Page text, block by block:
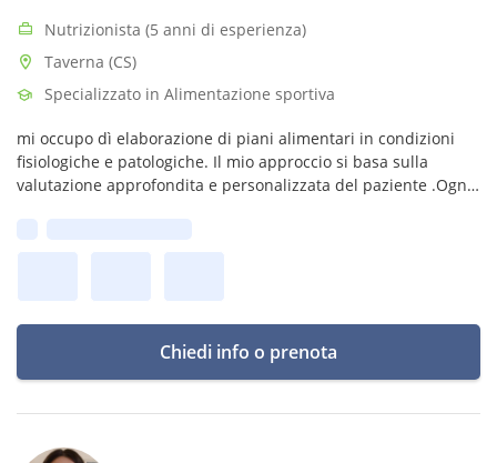
Nutrizionista (5 anni di esperienza)
Taverna (CS)
Specializzato in Alimentazione sportiva
mi occupo dì elaborazione di piani alimentari in condizioni
fisiologiche e patologiche. Il mio approccio si basa sulla
valutazione approfondita e personalizzata del paziente .Ogni
Chiedi info o prenota